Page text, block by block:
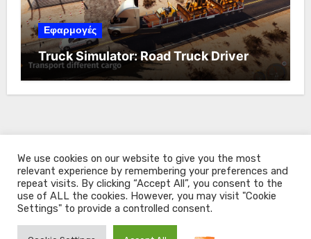
Εφαρμογές
Truck Simulator: Road Truck Driver
We use cookies on our website to give you the most
relevant experience by remembering your preferences and
repeat visits. By clicking “Accept All”, you consent to the
use of ALL the cookies. However, you may visit "Cookie
Settings" to provide a controlled consent.